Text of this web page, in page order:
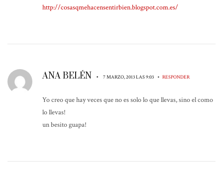
http://cosasqmehacensentirbien.blogspot.com.es/
ANA BELÉN • 7 MARZO, 2013 LAS 9:03 • RESPONDER
Yo creo que hay veces que no es solo lo que llevas, sino el como
lo llevas!
un besito guapa!